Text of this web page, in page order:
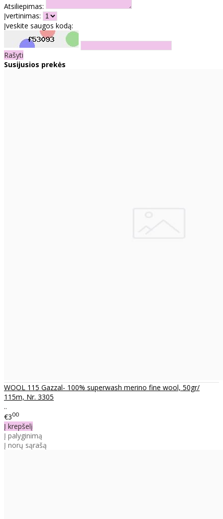
Atsiliepimas:
Įvertinimas:
Įveskite saugos kodą:
Rašyti
Susijusios prekės
WOOL 115 Gazzal- 100% superwash merino fine wool, 50gr/
115m, Nr. 3305
..
€300
Į krepšelį
Į palyginimą
Į norų sąrašą